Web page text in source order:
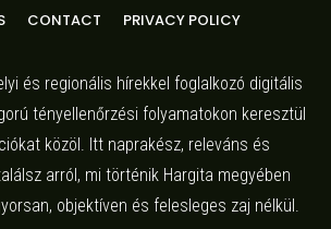
CONTACT PRIVACY POLICY
és regionális hírekkel foglalkozó digitális
tényellenőrzési folyamatokon keresztül
közöl. Itt naprakész, releváns és
arról, mi történik Hargita megyében
objektíven és felesleges zaj nélkül.